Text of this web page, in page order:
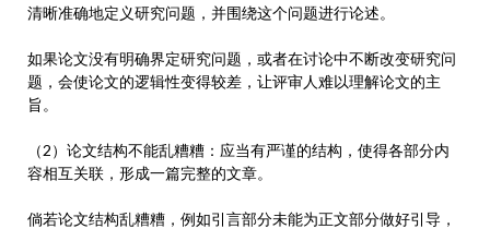
清晰准确地定义研究问题，并围绕这个问题进行论述。
如果论文没有明确界定研究问题，或者在讨论中不断改变研究问
题，会使论文的逻辑性变得较差，让评审人难以理解论文的主
旨。
（2）论文结构不能乱糟糟：应当有严谨的结构，使得各部分内
容相互关联，形成一篇完整的文章。
倘若论文结构乱糟糟，例如引言部分未能为正文部分做好引导，